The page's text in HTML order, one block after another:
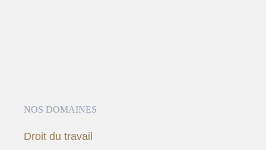
NOS DOMAINES
Droit du travail